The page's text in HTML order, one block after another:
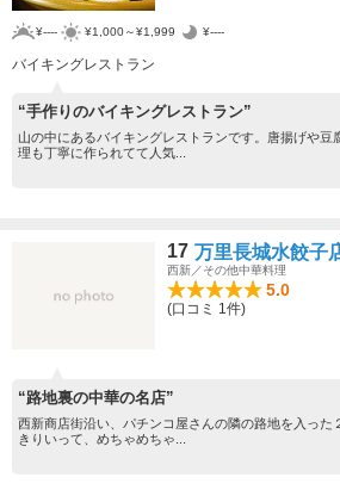
¥---- ¥1,000～¥1,999 ¥----
バイキングレストラン
“手作りのバイキングレストラン”
山の中にあるバイキングレストランです。唐揚げや豆
理も丁寧に作られてて人気...
17 万里長城水餃子
西新／その他中華料理
5.0
(口コミ 1件)
“路地裏の中華の名店”
西新商店街沿い、パチンコ屋さんの隣の路地を入った
きりいって、めちゃめちゃ...